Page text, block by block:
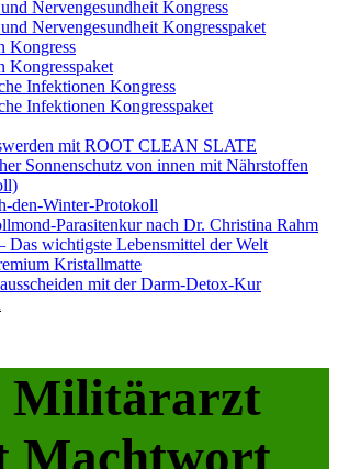
Nervengesundheit Kongress
Nervengesundheit Kongresspaket
Kongress
Kongresspaket
Infektionen Kongress
Infektionen Kongresspaket
mit ROOT CLEAN SLATE
Sonnenschutz von innen mit Nährstoffen
den-Winter-Protokoll
Parasitenkur nach Dr. Christina Rahm
Das wichtigste Lebensmittel der Welt
Kristallmatte
mit der Darm-Detox-Kur
Militärarzt
Machtwort